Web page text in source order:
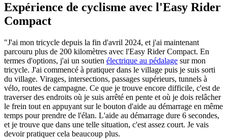
Expérience de cyclisme avec l'Easy Rider
Compact
"J'ai mon tricycle depuis la fin d'avril 2024, et j'ai maintenant
parcouru plus de 200 kilomètres avec l'Easy Rider Compact. En
termes d'options, j'ai un soutien électrique au pédalage sur mon
tricycle. J'ai commencé à pratiquer dans le village puis je suis sorti
du village. Virages, intersections, passages supérieurs, tunnels à
vélo, routes de campagne. Ce que je trouve encore difficile, c'est de
traverser des endroits où je suis arrêté en pente et où je dois relâcher
le frein tout en appuyant sur le bouton d'aide au démarrage en même
temps pour prendre de l'élan. L'aide au démarrage dure 6 secondes,
et je trouve que dans une telle situation, c'est assez court. Je vais
devoir pratiquer cela beaucoup plus.